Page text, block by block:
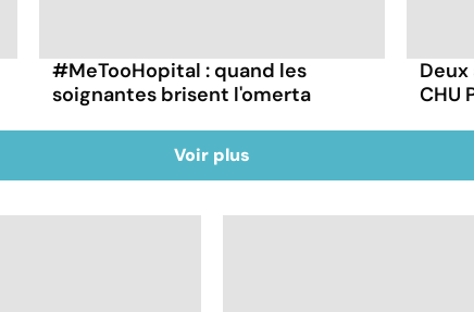
#MeTooHopital : quand les
soignantes brisent l'omerta
Deux
CHU
Voir plus